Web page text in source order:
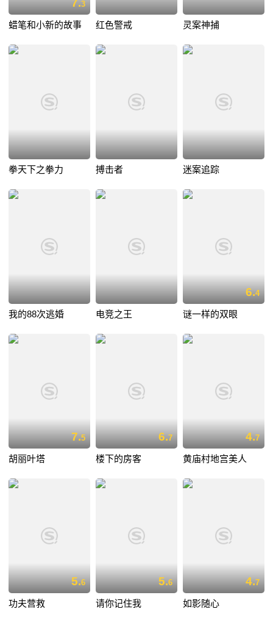
7.3
蜡笔和小新的故事 红色警戒 灵案神捕
拳天下之拳力 搏击者 迷案追踪
我的88次逃婚 电竞之王
6.4
谜一样的双眼
7.5
胡丽叶塔
6.7
楼下的房客
4.7
黄庙村地宫美人
5.6
功夫营救
5.6
请你记住我
4.7
如影随心